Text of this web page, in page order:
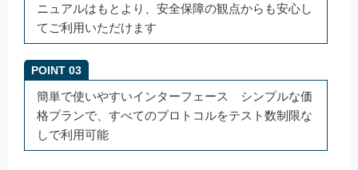
ニュアルはもとより、安全保障の観点からも安心し
てご利用いただけます
POINT 03
簡単で使いやすいインターフェース シンプルな価
格プランで、すべてのプロトコルをテスト数制限な
しで利用可能